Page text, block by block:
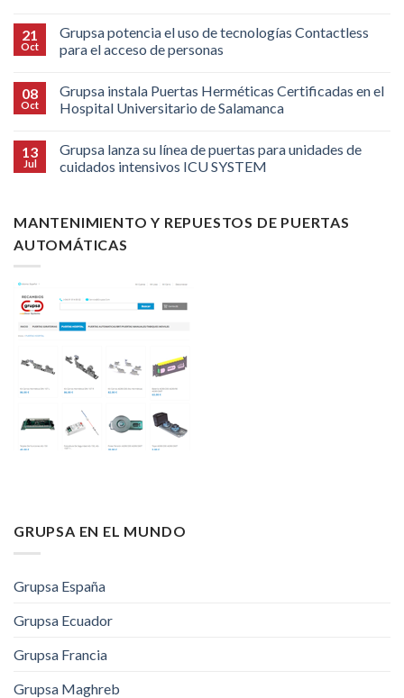
21
Oct
Grupsa potencia el uso de tecnologías Contactless
para el acceso de personas
08
Oct
Grupsa instala Puertas Herméticas Certificadas en el
Hospital Universitario de Salamanca
13
Jul
Grupsa lanza su línea de puertas para unidades de
cuidados intensivos ICU SYSTEM
MANTENIMIENTO Y REPUESTOS DE PUERTAS
AUTOMÁTICAS
GRUPSA EN EL MUNDO
Grupsa España
Grupsa Ecuador
Grupsa Francia
Grupsa Maghreb